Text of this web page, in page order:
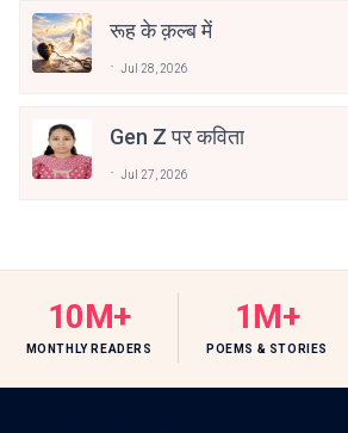
रूह के क़ल्ब में
Jul 28, 2026
Gen Z पर कविता
Jul 27, 2026
10M+
MONTHLY READERS
1M+
POEMS & STORIES